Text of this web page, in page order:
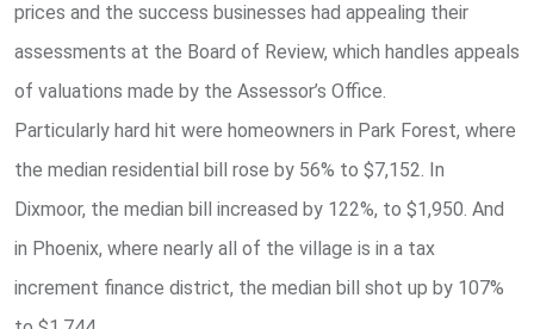
prices and the success businesses had appealing their
assessments at the Board of Review, which handles appeals
of valuations made by the Assessor’s Office.
Particularly hard hit were homeowners in Park Forest, where
the median residential bill rose by 56% to $7,152. In
Dixmoor, the median bill increased by 122%, to $1,950. And
in Phoenix, where nearly all of the village is in a tax
increment finance district, the median bill shot up by 107%